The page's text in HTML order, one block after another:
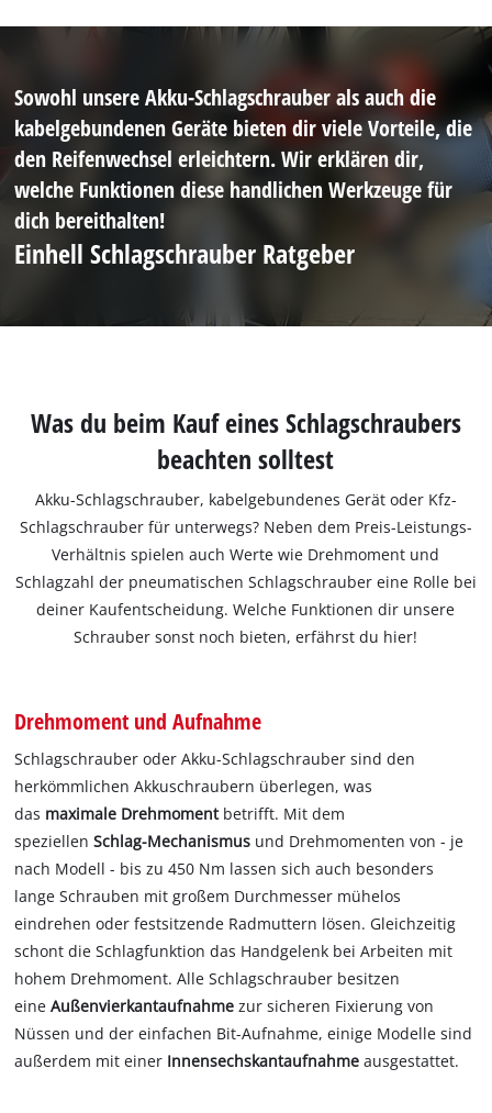
Sowohl unsere Akku-Schlagschrauber als auch die
kabelgebundenen Geräte bieten dir viele Vorteile, die
den Reifenwechsel erleichtern. Wir erklären dir,
welche Funktionen diese handlichen Werkzeuge für
dich bereithalten!
Einhell Schlagschrauber Ratgeber
Was du beim Kauf eines Schlagschraubers
beachten solltest
Akku-Schlagschrauber, kabelgebundenes Gerät oder Kfz-
Schlagschrauber für unterwegs? Neben dem Preis-Leistungs-
Verhältnis spielen auch Werte wie Drehmoment und
Schlagzahl der pneumatischen Schlagschrauber eine Rolle bei
deiner Kaufentscheidung. Welche Funktionen dir unsere
Schrauber sonst noch bieten, erfährst du hier!
Drehmoment und Aufnahme
Schlagschrauber oder Akku-Schlagschrauber sind den
herkömmlichen Akkuschraubern überlegen, was
das maximale Drehmomentbetrifft. Mit dem
speziellenSchlag-Mechanismus und Drehmomenten von - je
nach Modell - bis zu 450 Nm lassen sich auch besonders
lange Schrauben mit großem Durchmesser mühelos
eindrehen oder festsitzende Radmuttern lösen. Gleichzeitig
schont die Schlagfunktion das Handgelenk bei Arbeiten mit
hohem Drehmoment. Alle Schlagschrauber besitzen
eineAußenvierkantaufnahmezur sicheren Fixierung von
Nüssen und der einfachen Bit-Aufnahme, einige Modelle sind
außerdem mit einer Innensechskantaufnahmeausgestattet.